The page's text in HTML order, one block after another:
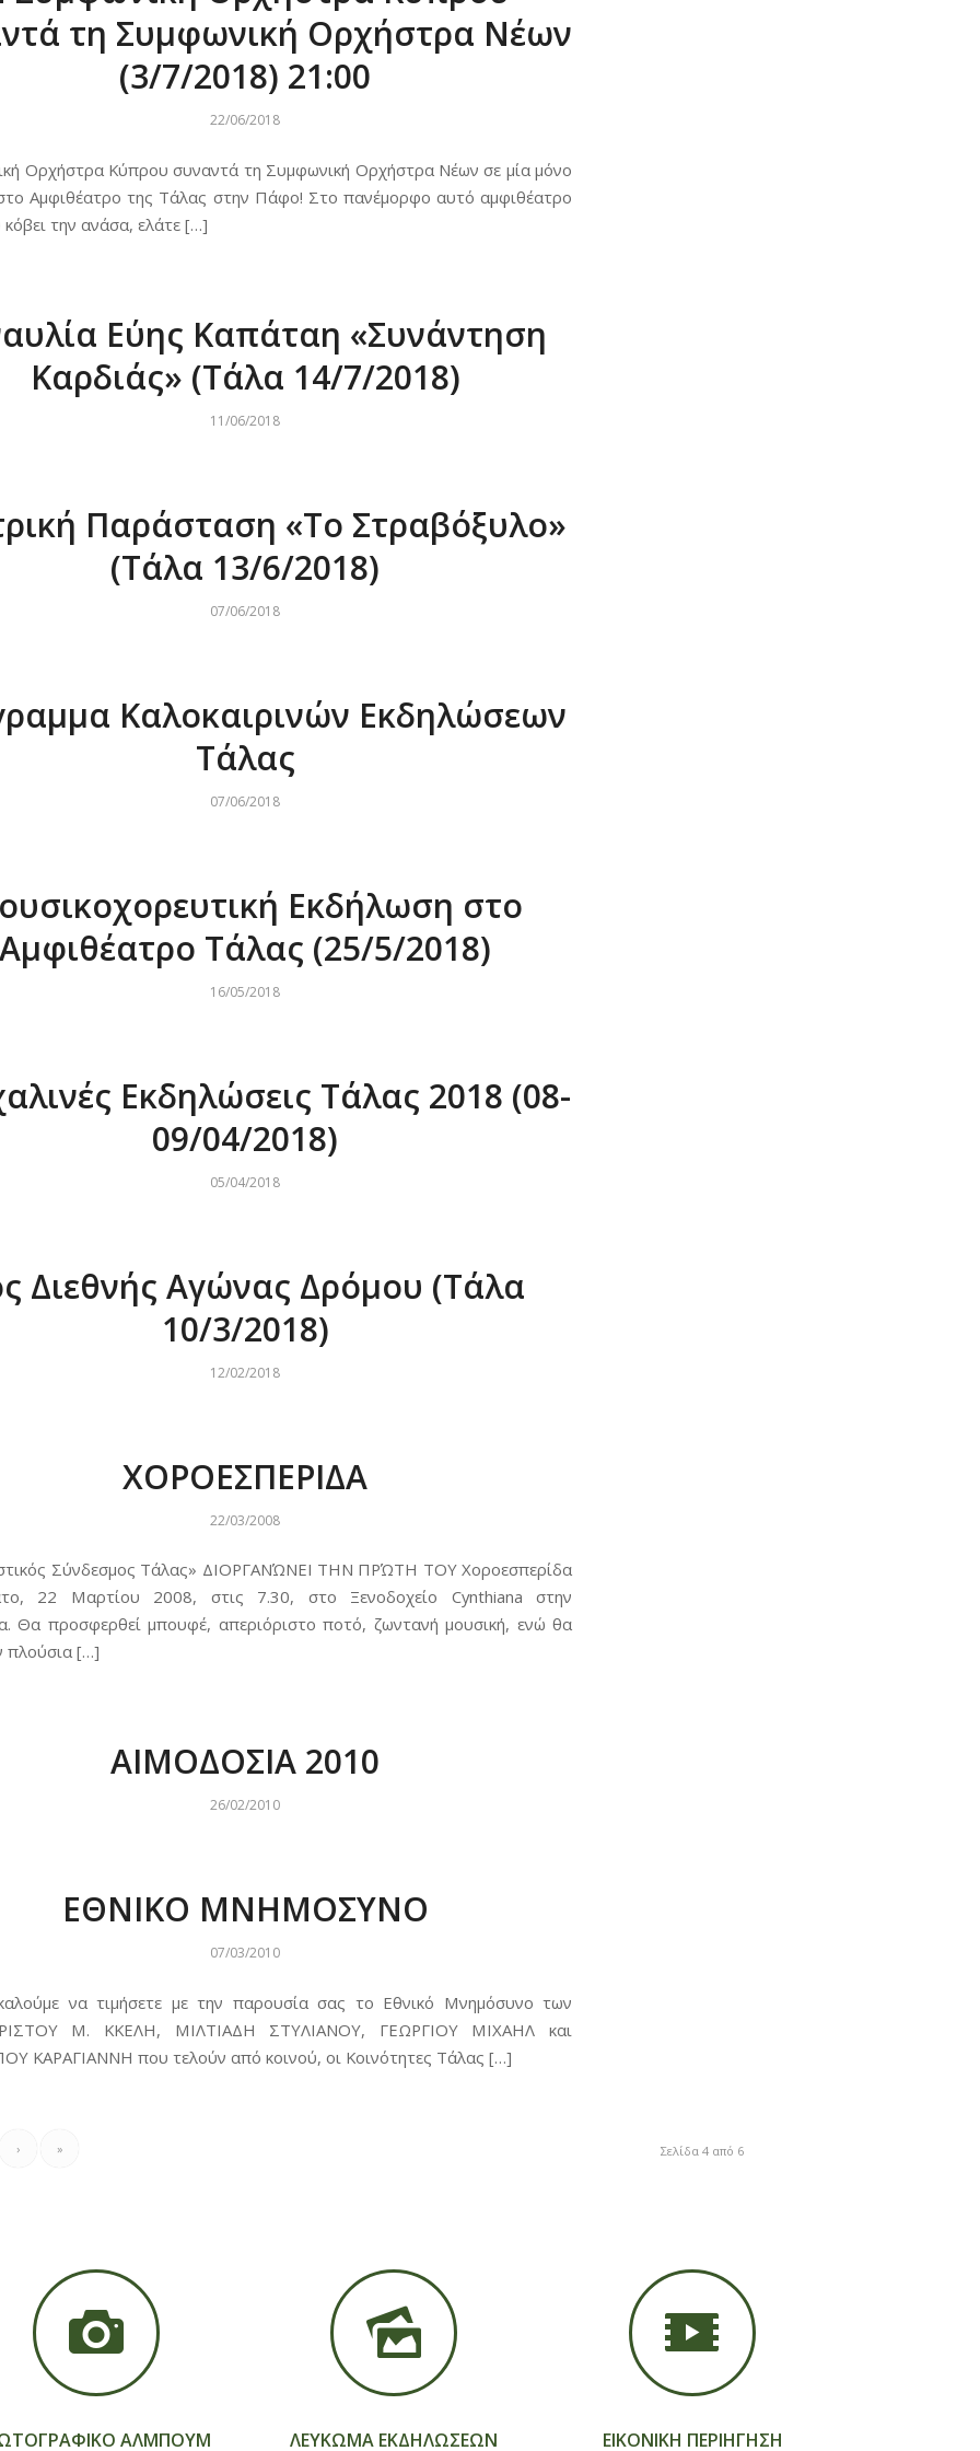
τη Συμφωνική Ορχήστρα Νέων
(3/7/2018) 21:00
22/06/2018
Ορχήστρα Κύπρου συναντά τη Συμφωνική Ορχήστρα Νέων σε μία μόνο
Αμφιθέατρο της Τάλας στην Πάφο! Στο πανέμορφο αυτό αμφιθέατρο
την ανάσα, ελάτε […]
Εύης Καπάταη «Συνάντηση
Καρδιάς» (Τάλα 14/7/2018)
11/06/2018
Παράσταση «Το Στραβόξυλο»
(Τάλα 13/6/2018)
07/06/2018
Καλοκαιρινών Εκδηλώσεων
Τάλας
07/06/2018
Εκδήλωση στο
Αμφιθέατρο Τάλας (25/5/2018)
16/05/2018
Εκδηλώσεις Τάλας 2018 (08-
09/04/2018)
05/04/2018
Διεθνής Αγώνας Δρόμου (Τάλα
10/3/2018)
12/02/2018
ΧΟΡΟΕΣΠΕΡΙΔΑ
22/03/2008
Σύνδεσμος Τάλας» ΔΙΟΡΓΑΝΏΝΕΙ ΤΗΝ ΠΡΏΤΗ ΤΟΥ Χοροεσπερίδα
22 Μαρτίου 2008, στις 7.30, στο Ξενοδοχείο Cynthiana στην
Θα προσφερθεί μπουφέ, απεριόριστο ποτό, ζωντανή μουσική, ενώ θα
πλούσια […]
ΑΙΜΟΔΟΣΙΑ 2010
26/02/2010
ΕΘΝΙΚΟ ΜΝΗΜΟΣΥΝΟ
07/03/2010
να τιμήσετε με την παρουσία σας το Εθνικό Μνημόσυνο των
Μ. ΚΚΕΛΗ, ΜΙΛΤΙΑΔΗ ΣΤΥΛΙΑΝΟΥ, ΓΕΩΡΓΙΟΥ ΜΙΧΑΗΛ και
ΚΑΡΑΓΙΑΝΝΗ που τελούν από κοινού, οι Κοινότητες Τάλας […]
Σελίδα 4 από 6
› »
ΑΛΜΠΟΥΜ ΛΕΥΚΩΜΑ ΕΚΔΗΛΩΣΕΩΝ ΕΙΚΟΝΙΚΗ ΠΕΡΙΗΓΗΣΗ